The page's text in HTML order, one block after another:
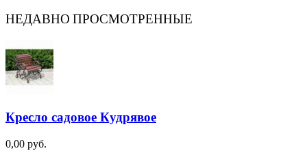
НЕДАВНО ПРОСМОТРЕННЫЕ
Кресло садовое Кудрявое
0,00 руб.